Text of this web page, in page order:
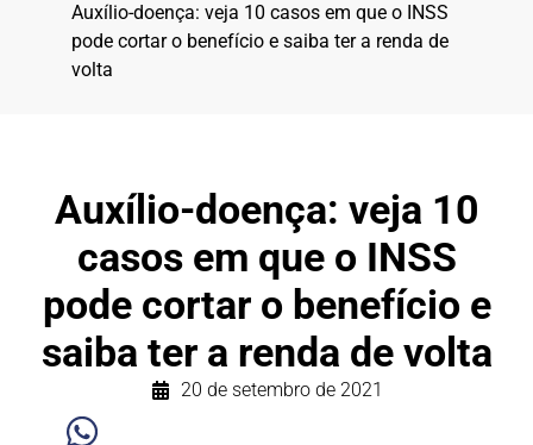
Auxílio-doença: veja 10 casos em que o INSS
pode cortar o benefício e saiba ter a renda de
volta
Auxílio-doença: veja 10
casos em que o INSS
pode cortar o benefício e
saiba ter a renda de volta
20 de setembro de 2021